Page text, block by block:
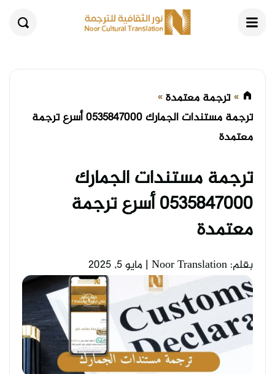
ترجمة معتمدة
ترجمة مستندات الجمارك 0535847000 أسرع ترجمة
معتمدة
ترجمة مستندات الجمارك
0535847000 أسرع ترجمة
معتمدة
بقلم: Noor Translation | مايو 5, 2025